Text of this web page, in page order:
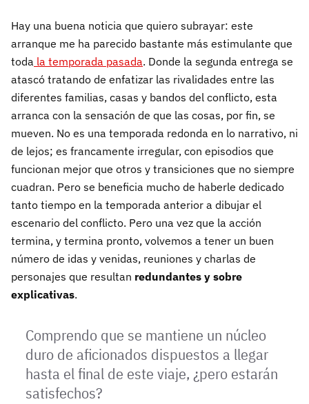
Hay una buena noticia que quiero subrayar: este
arranque me ha parecido bastante más estimulante que
toda la temporada pasada. Donde la segunda entrega se
atascó tratando de enfatizar las rivalidades entre las
diferentes familias, casas y bandos del conflicto, esta
arranca con la sensación de que las cosas, por fin, se
mueven. No es una temporada redonda en lo narrativo, ni
de lejos; es francamente irregular, con episodios que
funcionan mejor que otros y transiciones que no siempre
cuadran. Pero se beneficia mucho de haberle dedicado
tanto tiempo en la temporada anterior a dibujar el
escenario del conflicto. Pero una vez que la acción
termina, y termina pronto, volvemos a tener un buen
número de idas y venidas, reuniones y charlas de
personajes que resultan redundantes y sobre
explicativas.
Comprendo que se mantiene un núcleo
duro de aficionados dispuestos a llegar
hasta el final de este viaje, ¿pero estarán
satisfechos?